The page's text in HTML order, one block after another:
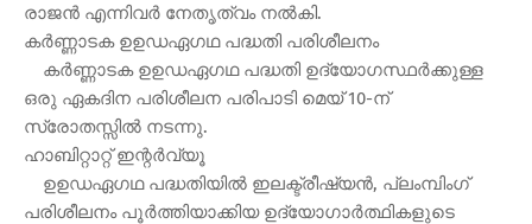
രാജന്‍ എന്നിവര്‍ നേതൃത്വം നല്‍കി.
കര്‍ണ്ണാടക ഉഉഡഏഗഥ പദ്ധതി പരിശീലനം
കര്‍ണ്ണാടക ഉഉഡഏഗഥ പദ്ധതി ഉദ്യോഗസ്ഥര്‍ക്കുള്ള
ഒരു ഏകദിന പരിശീലന പരിപാടി മെയ് 10-ന്
സ്രോതസ്സില്‍ നടന്നു.
ഹാബിറ്റാറ്റ് ഇന്റര്‍വ്യൂ
ഉഉഡഏഗഥ പദ്ധതിയില്‍ ഇലക്ട്രീഷ്യന്‍, പ്ലംമ്പിംഗ്
പരിശീലനം പൂര്‍ത്തിയാക്കിയ ഉദ്യോഗാര്‍ത്ഥികളുടെ